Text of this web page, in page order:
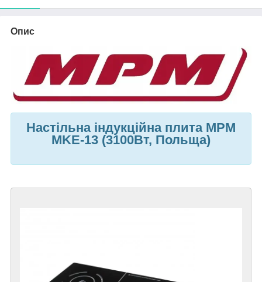
Опис
Настільна індукційна плита МРМ
MKE-13 (3100Вт, Польща)